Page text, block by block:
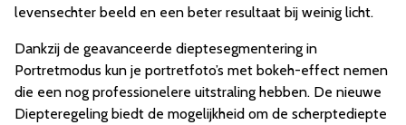
levensechter beeld en een beter resultaat bij weinig licht.
Dankzij de geavanceerde dieptesegmentering in
Portretmodus kun je portretfoto’s met bokeh-effect nemen
die een nog professionelere uitstraling hebben. De nieuwe
Diepteregeling biedt de mogelijkheid om de scherptediepte